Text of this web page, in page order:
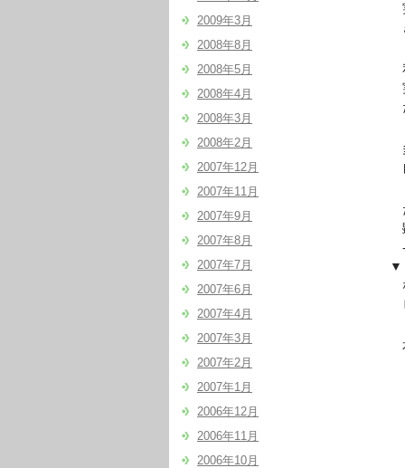
実
き
私
実
た
多
自
だ
顕
- –
▼
な
ビ
本
2009年3月
2008年8月
2008年5月
2008年4月
2008年3月
2008年2月
2007年12月
2007年11月
2007年9月
2007年8月
2007年7月
2007年6月
2007年4月
2007年3月
2007年2月
2007年1月
2006年12月
2006年11月
2006年10月